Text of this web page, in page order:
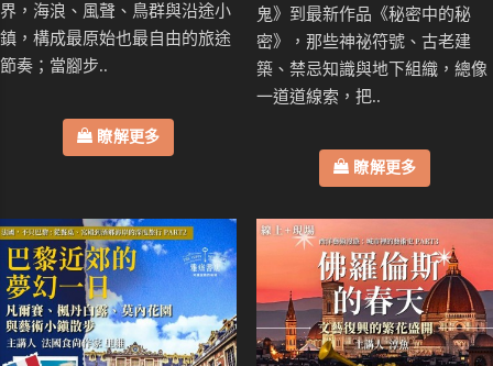
界，海浪、風聲、鳥群與沿途小
鎮，構成最原始也最自由的旅途
節奏；當腳步..
瞭解更多
鬼》到最新作品《秘密中的秘
密》，那些神祕符號、古老建
築、禁忌知識與地下組織，總像
一道道線索，把..
瞭解更多